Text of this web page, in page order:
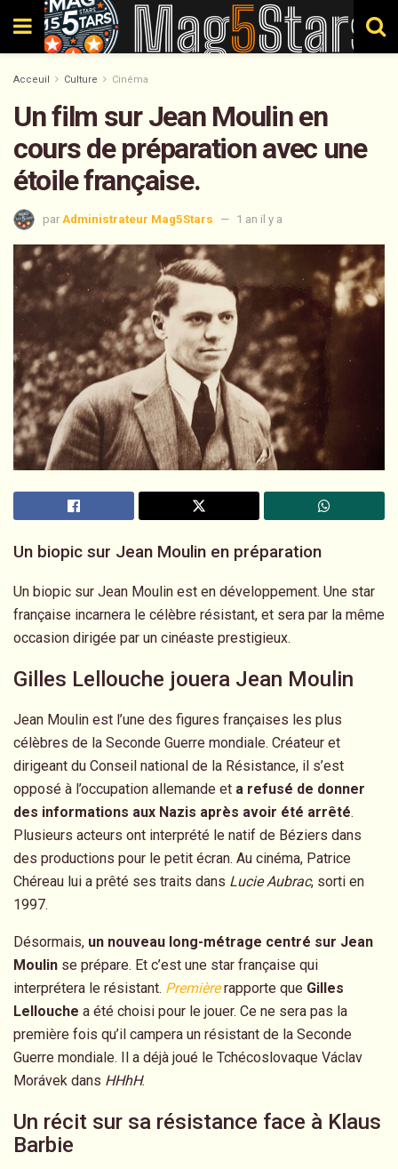
Acceuil Culture Cinéma
Un film sur Jean Moulin en
cours de préparation avec une
étoile française.
par Administrateur Mag5Stars 1 an il y a
Un biopic sur Jean Moulin en préparation
Un biopic sur Jean Moulin est en développement. Une star
française incarnera le célèbre résistant, et sera par la même
occasion dirigée par un cinéaste prestigieux.
Gilles Lellouche jouera Jean Moulin
Jean Moulin est l’une des figures françaises les plus
célèbres de la Seconde Guerre mondiale. Créateur et
dirigeant du Conseil national de la Résistance, il s’est
opposé à l’occupation allemande et a refusé de donner
des informations aux Nazis après avoir été arrêté.
Plusieurs acteurs ont interprété le natif de Béziers dans
des productions pour le petit écran. Au cinéma, Patrice
Chéreau lui a prêté ses traits dans Lucie Aubrac, sorti en
1997.
Désormais, un nouveau long-métrage centré sur Jean
Moulin se prépare. Et c’est une star française qui
interprétera le résistant. Premièrerapporte que Gilles
Lellouche a été choisi pour le jouer. Ce ne sera pas la
première fois qu’il campera un résistant de la Seconde
Guerre mondiale. Il a déjà joué le Tchécoslovaque Václav
Morávek dans HHhH.
Un récit sur sa résistance face à Klaus
Barbie